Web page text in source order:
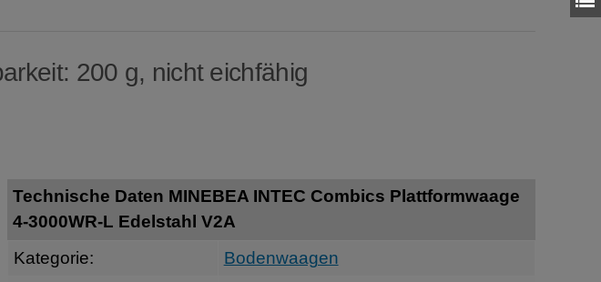
200 g, nicht eichfähig
Technische Daten MINEBEA INTEC Combics Plattformwaage
4-3000WR-L Edelstahl V2A
Kategorie:
Bodenwaagen